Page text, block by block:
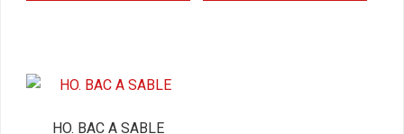
HO. BAC A SABLE